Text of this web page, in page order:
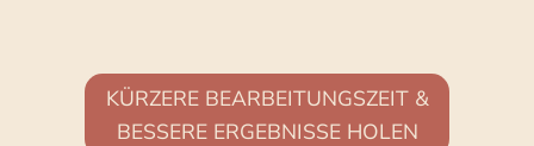
KÜRZERE BEARBEITUNGSZEIT &
BESSERE ERGEBNISSE HOLEN